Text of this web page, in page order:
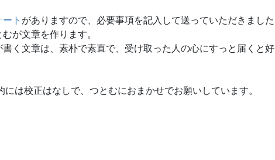
ト がありますので、必要事項を記入して送っていただきました
が文章を作ります。
く文章は、素朴で素直で、受け取った人の心にすっと届くと好
は校正はなしで、つとむにおまかせでお願いしています。